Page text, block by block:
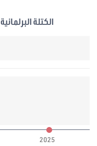
الكتلة البرلمانية
2025